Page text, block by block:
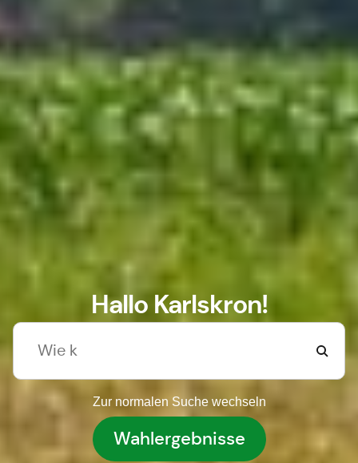
Hallo Karlskron!
Zur normalen Suche wechseln
Wahlergebnisse